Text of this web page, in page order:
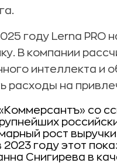
году Lerna PRO
В компании
интеллекта
расходы на
со
рост
2023 году этот
Снигирева в